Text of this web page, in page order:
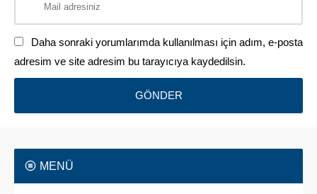
Daha sonraki yorumlarımda kullanılması için adım, e-posta
adresim ve site adresim bu tarayıcıya kaydedilsin.
MENÜ